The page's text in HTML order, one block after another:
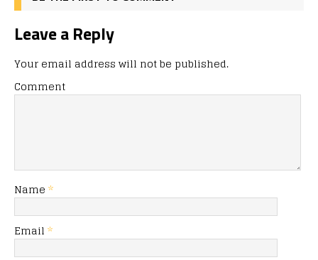
Leave a Reply
Your email address will not be published.
Comment
Name *
Email *